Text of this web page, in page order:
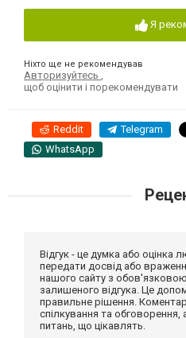
Я
Ніхто ще не рекомендував
Авторизуйтесь
щоб оцінити і порекомендувати
Reddit Telegram
WhatsApp
Відгук - це думка або оцінка
передати досвід або
нашого сайту з
залишеного відгука. Це
правильне рішення.
спілкування та
питань, що цікавлять.